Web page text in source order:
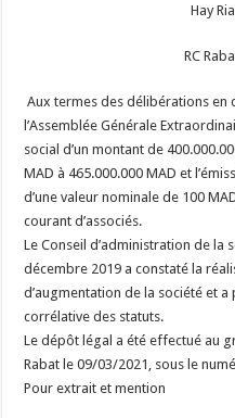
Hay
RC
Aux termes des délibérations en
l’Assemblée Générale
social d’un montant de
MAD à 465.000.000 MAD et
d’une valeur nominale de 100
courant d’associés.
Le Conseil d’administration de la
décembre 2019 a constaté la
d’augmentation de la société et
corrélative des statuts.
Le dépôt légal a été effectué au
Rabat le 09/03/2021, sous le
Pour extrait et mention